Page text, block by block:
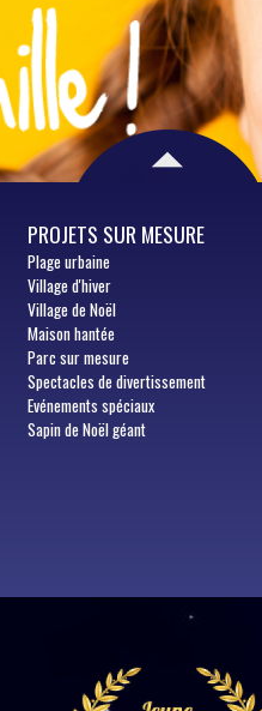
PROJETS SUR MESURE
Plage urbaine
Village d'hiver
Village de Noël
Maison hantée
Parc sur mesure
Spectacles de divertissement
Evénements spéciaux
Sapin de Noël géant